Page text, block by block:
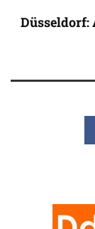
Düsseldorf: